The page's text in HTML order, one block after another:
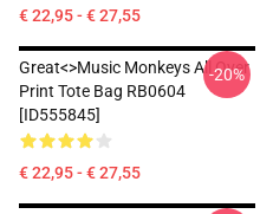
€ 22,95 - € 27,55
Great<>music Monkeys All Over
Print Tote Bag RB0604
[ID555845]
€ 22,95 - € 27,55
-20%